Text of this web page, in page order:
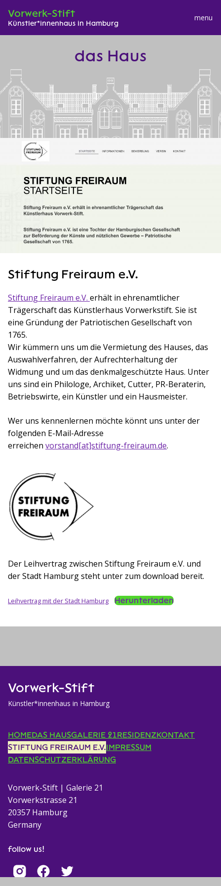
t
c
o
n
Vorwerk-Stift
Künstler*innenhaus in Hamburg
menu
das Haus
Stiftung Freiraum e.V.
Stiftung Freiraum e.V. (öffnet in einem neuen Tab)
erhält in ehrenamtlicher
Trägerschaft das Künstlerhaus Vorwerkstift. Sie ist
eine Gründung der Patriotischen Gesellschaft von
1765.
Wir kümmern uns um die Vermietung des Hauses, das
Auswahlverfahren, der Aufrechterhaltung der
Widmung und um das denkmalgeschützte Haus. Unter
uns sind ein Philologe, Archiket, Cutter, PR-Beraterin,
Betriebswirte, ein Künstler und ein Hausmeister.
Wer uns kennenlernen möchte könnt uns unter der
folgenden E-Mail-Adresse
erreichen vorstand[at]stiftung-freiraum.de.
Der Leihvertrag zwischen Stiftung Freiraum e.V. und
der Stadt Hamburg steht unter zum download bereit.
Leihvertrag mit der Stadt Hamburg Herunterladen
Vorwerk-Stift
Künstler*innenhaus in Hamburg
HOMEDAS HAUSGALERIE 21RESIDENZKONTAKT
STIFTUNG FREIRAUM E.V.IMPRESSUM
DATENSCHUTZERKLÄRUNG
Vorwerk-Stift | Galerie 21
Vorwerkstrasse 21
20357 Hamburg
Germany
follow us!
I(öffnet in einem neuen Tab)
F
(öffnet in einem neuen Tab)
T
(öffnet in einem neuen Tab)